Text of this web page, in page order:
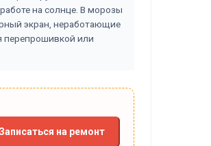
на солнце. В морозы
экран, неработающие
перепрошивкой или
Записаться на ремонт